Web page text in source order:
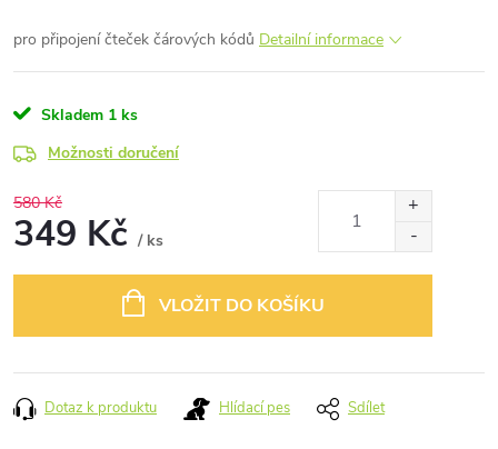
pro připojení čteček čárových kódů Detailní informace
Skladem 1 ks
Možnosti doručení
580 Kč
349 Kč / ks
VLOŽIT DO KOŠÍKU
Dotaz k produktu Hlídací pes Sdílet